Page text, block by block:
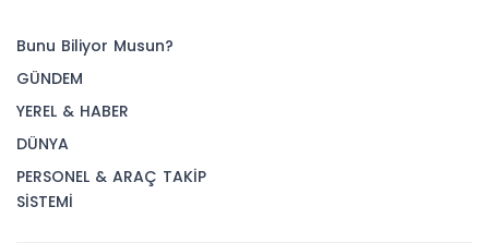
Bunu Biliyor Musun?
GÜNDEM
YEREL & HABER
DÜNYA
PERSONEL & ARAÇ TAKİP
SİSTEMİ